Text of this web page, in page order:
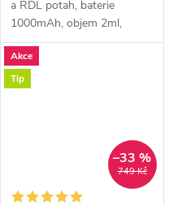
a RDL potah, baterie
1000mAh, objem 2ml,
automatické a manuální
spínání, výkon 5-30W,
dobíjení USB-C, regulace
Akce
Tip
749 Kč
–33 %